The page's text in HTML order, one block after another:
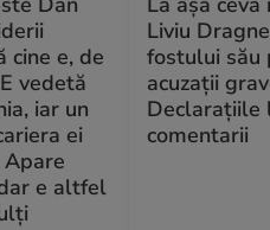
cine e, de
vedetă
iar un
ei
e altfel
Liviu
fostului său
acuzații
Declarațiile
comentarii